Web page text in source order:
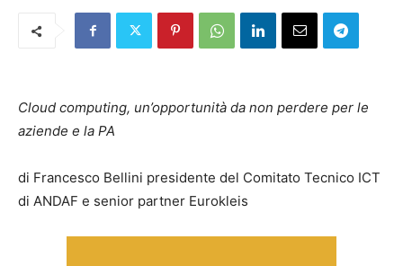
Cloud computing, un’opportunità da non perdere per le
aziende e la PA
di Francesco Bellini presidente del Comitato Tecnico ICT
di ANDAF e senior partner Eurokleis